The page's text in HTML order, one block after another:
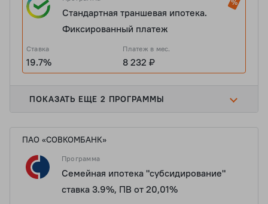
Стандартная траншевая ипотека.
Фиксированный платеж
Ставка
19.7%
Платеж в мес.
8 232 ₽
ПОКАЗАТЬ ЕЩЕ 2 ПРОГРАММЫ
ПАО «СОВКОМБАНК»
Программа
Семейная ипотека "субсидирование"
ставка 3.9%, ПВ от 20,01%